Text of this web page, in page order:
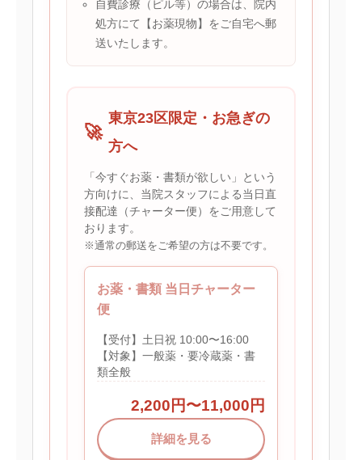
自費診療（ピル等）の場合は、院内
処方にて【お薬現物】をご自宅へ郵
送いたします。
🚀
東京23区限定・お急ぎの
方へ
「今すぐお薬・書類が欲しい」という
方向けに、当院スタッフによる当日直
接配達（チャーター便）をご用意して
おります。
※通常の郵送をご希望の方は不要です。
お薬・書類 当日チャーター
便
【受付】土日祝 10:00〜16:00
【対象】一般薬・要冷蔵薬・書
類全般
2,200円〜11,000円
詳細を見る